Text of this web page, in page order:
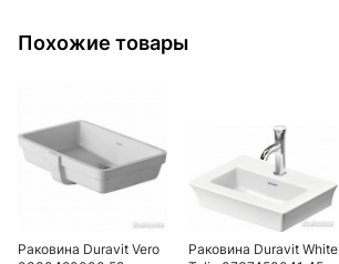
Похожие товары
Раковина Duravit Vero
Раковина Duravit White